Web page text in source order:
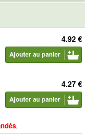
4.92 €
4.27 €
.